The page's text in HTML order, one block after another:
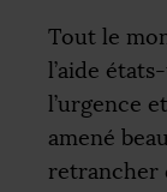
Tout le
l’aide
l’urgence
amené
retrancher